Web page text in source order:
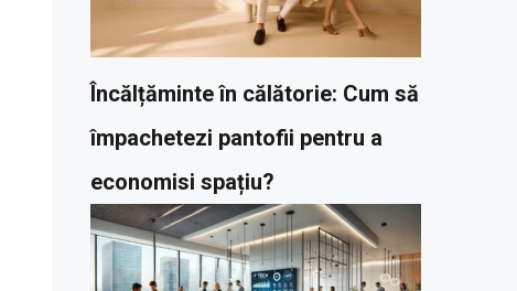
Încălțăminte în călătorie: Cum să
împachetezi pantofii pentru a
economisi spațiu?